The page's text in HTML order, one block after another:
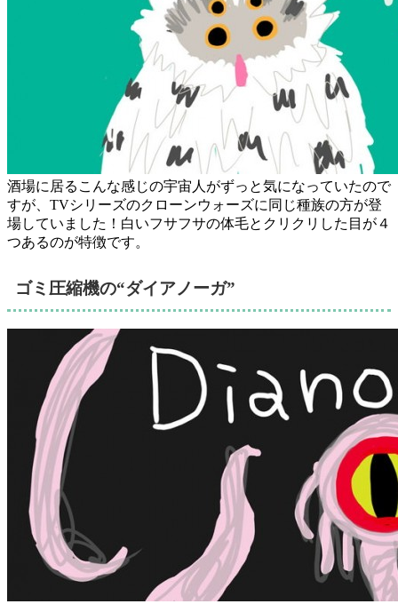
酒場に居るこんな感じの宇宙人がずっと気になっていたので
すが、TVシリーズのクローンウォーズに同じ種族の方が登
場していました！白いフサフサの体毛とクリクリした目が４
つあるのが特徴です。
ゴミ圧縮機の“ダイアノーガ”